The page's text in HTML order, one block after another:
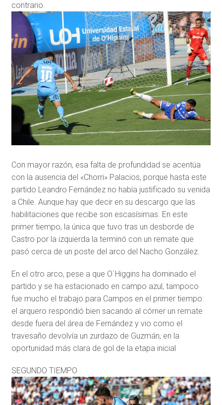
contrario.
Con mayor razón, esa falta de profundidad se acentúa
con la ausencia del «Chorri» Palacios, porque hasta este
partido Leandro Fernández no había justificado su venida
a Chile. Aunque hay que decir en su descargo que las
habilitaciones que recibe son escasísimas. En este
primer tiempo, la única que tuvo tras un desborde de
Castro por la izquierda la terminó con un remate que
pasó cerca de un poste del arco del Nacho González.
En el otro arco, pese a que O´Higgins ha dominado el
partido y se ha estacionado en campo azul, tampoco
fue mucho el trabajo para Campos en el primer tiempo:
el arquero respondió bien sacando al córner un remate
desde fuera del área de Fernández y vio como el
travesaño devolvía un zurdazo de Guzmán, en la
oportunidad más clara de gol de la etapa inicial
SEGUNDO TIEMPO